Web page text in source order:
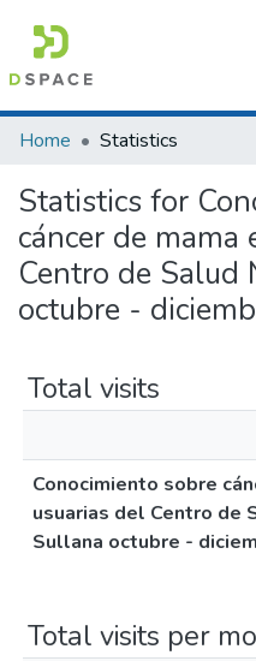
Communities & Collections
All of DSpace
Home Statistics
Statistics for
cáncer de mama
Centro de Salud
octubre -
Total visits
Conocimiento sobre
usuarias del Centro de
Sullana octubre -
Total visits per